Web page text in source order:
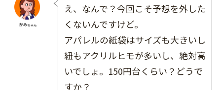
え、なんで？今回こそ予想を外した
くないんですけど。
アパレルの紙袋はサイズも大きいし
紐もアクリルヒモが多いし、絶対高
いでしょ。150円台くらい？どうで
すか？